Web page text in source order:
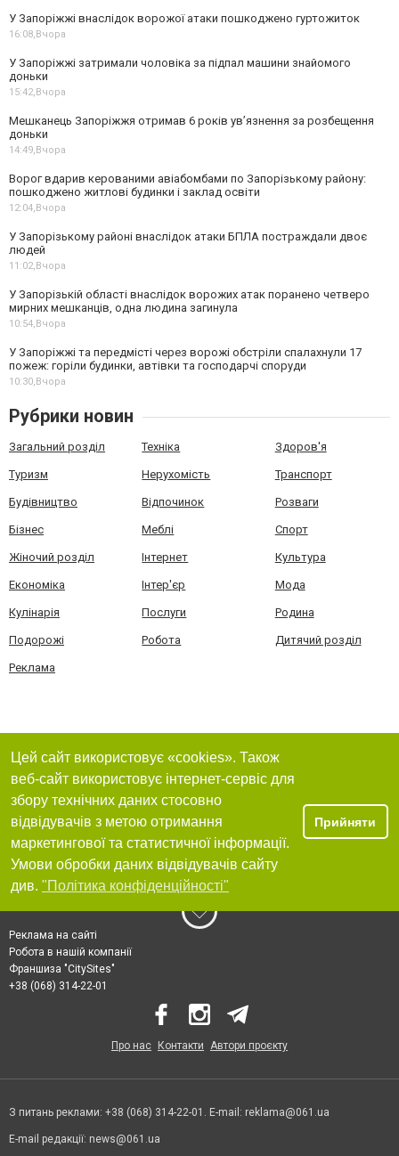
У Запоріжжі внаслідок ворожої атаки пошкоджено гуртожиток
16:08, Вчора
У Запоріжжі затримали чоловіка за підпал машини знайомого
доньки
15:42, Вчора
Мешканець Запоріжжя отримав 6 років увʼязнення за розбещення
доньки
14:49, Вчора
Ворог вдарив керованими авіабомбами по Запорізькому району:
пошкоджено житлові будинки і заклад освіти
12:04, Вчора
У Запорізькому районі внаслідок атаки БПЛА постраждали двоє
людей
11:02, Вчора
У Запорізькій області внаслідок ворожих атак поранено четверо
мирних мешканців, одна людина загинула
10:54, Вчора
У Запоріжжі та передмісті через ворожі обстріли спалахнули 17
пожеж: горіли будинки, автівки та господарчі споруди
10:30, Вчора
Рубрики новин
Загальний розділ Техніка Здоров'я
Туризм Нерухомість Транспорт
Будівництво Відпочинок Розваги
Бізнес Меблі Спорт
Жіночий розділ Інтернет Культура
Економіка Інтер'єр Мода
Кулінарія Послуги Родина
Подорожі Робота Дитячий розділ
Реклама
Цей сайт використовує «cookies». Також
веб-сайт використовує інтернет-сервіс для
збору технічних даних стосовно
відвідувачів з метою отримання
маркетингової та статистичної інформації.
Умови обробки даних відвідувачів сайту
див. "Політика конфіденційності"
Прийняти
Реклама на сайті
Робота в нашій компанії
Франшиза "CitySites"
+38 (068) 314-22-01
Про нас Контакти Автори проєкту
З питань реклами: +38 (068) 314-22-01. E-mail: reklama@061.ua
E-mail редакції: news@061.ua